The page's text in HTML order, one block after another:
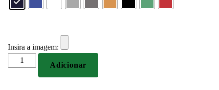
Insira a imagem:
Quantidade
de
Adicionar